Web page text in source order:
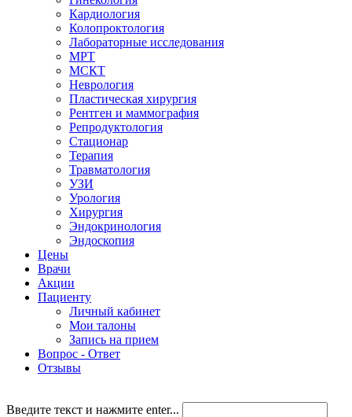
Кардиология
Колопроктология
Лабораторные исследования
МРТ
МСКТ
Неврология
Пластическая хирургия
Рентген и маммография
Репродуктология
Стационар
Терапия
Травматология
УЗИ
Урология
Хирургия
Эндокринология
Эндоскопия
Цены
Врачи
Акции
Пациенту
Личный кабинет
Мои талоны
Запись на прием
Вопрос - Ответ
Отзывы
Введите текст и нажмите enter...